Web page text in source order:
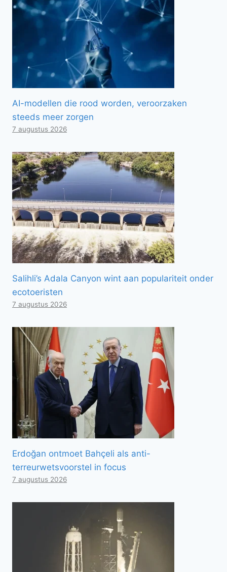
AI-modellen die rood worden, veroorzaken
steeds meer zorgen
7 augustus 2026
Salihli’s Adala Canyon wint aan populariteit onder
ecotoeristen
7 augustus 2026
Erdoğan ontmoet Bahçeli als anti-
terreurwetsvoorstel in focus
7 augustus 2026